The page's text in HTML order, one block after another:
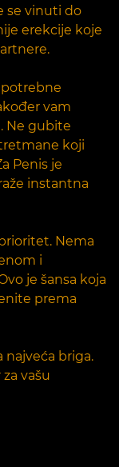
se vinuti do
erekcije koje
potrebne
vam
Ne gubite
koji
Penis je
instantna
Nema
i
je šansa koja
prema
najveća briga.
vašu